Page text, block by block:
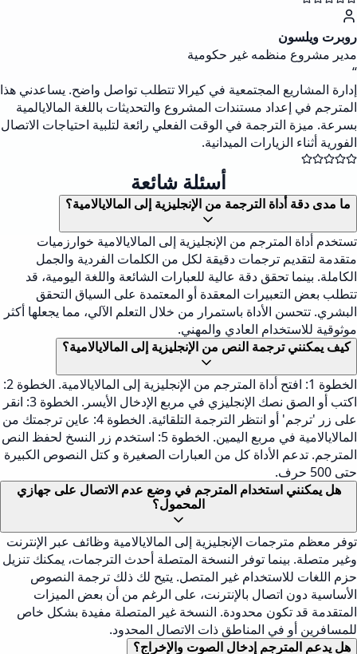
روبرت ويلسون
مدير مشروع منظمه غير حكومية
“
إدارة المشاريع المجتمعية في كيرالا تتطلب تواصل واضح. يساعدني هذا
المترجم في إعداد مستندات المشروع والتحديثات باللغة المالايالمية
بسرعة. ميزة الترجمة في الوقت الفعلي رائعة لتلبية احتياجات الاتصال
الفورية أثناء الزيارات الميدانية.
أسئلة شائعة
ما مدى دقة أداة الترجمة من الإنجليزية إلى المالايالامية؟
تستخدم أداة المترجم من الإنجليزية إلى المالايالامية خوارزميات
متقدمة لتقديم ترجمات دقيقة لكل من الكلمات الفردية والجمل
الكاملة. بينما تحقق دقة عالية للعبارات الشائعة واللغة اليومية، قد
تتطلب بعض التعبيرات المعقدة أو المعتمدة على السياق التحقق
البشري. تتحسن الأداة باستمرار من خلال التعلم الآلي، مما يجعلها أكثر
موثوقية للاستخدام العادي والمهني.
كيف يمكنني ترجمة النص من الإنجليزية إلى المالايالامية؟
الخطوة 1: افتح أداة المترجم من الإنجليزية إلى المالايالامية. الخطوة 2:
اكتب أو الصق نصك الإنجليزي في مربع الإدخال الأيسر. الخطوة 3: انقر
على زر 'ترجم' أو انتظر الترجمة التلقائية. الخطوة 4: عاين ترجمتك من
المالايالامية في مربع اليمين. الخطوة 5: استخدم زر النسخ لحفظ النص
المترجم. تدعم الأداة كل من العبارات الصغيرة و كتل النصوص الكبيرة
حتى 500 حرف.
هل يمكنني استخدام المترجم في وضع عدم الاتصال على جهازي
المحمول؟
توفر معظم مترجمات الإنجليزية إلى المالايالامية وظائف عبر الإنترنت
وغير متصلة. بينما توفر النسخة المتصلة أحدث الترجمات، يمكنك تنزيل
حزم اللغات للاستخدام غير المتصل. يتيح لك ذلك ترجمة النصوص
الأساسية دون اتصال بالإنترنت، على الرغم من أن بعض الميزات
المتقدمة قد تكون محدودة. النسخة غير المتصلة مفيدة بشكل خاص
للمسافرين أو في المناطق ذات الاتصال المحدود.
هل يدعم المترجم إدخال الصوت والإخراج؟